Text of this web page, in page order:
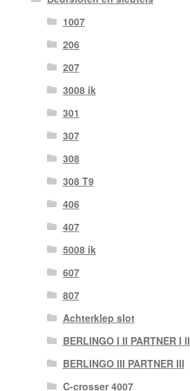
1007
206
207
3008 ik
301
307
308
308 T9
406
407
5008 ik
607
807
Achterklep slot
BERLINGO I II PARTNER I II
BERLINGO III PARTNER III
C-crosser 4007